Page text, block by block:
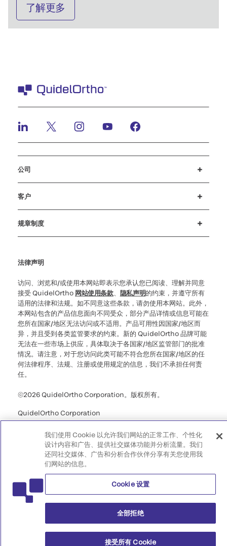
了解更多
公司
客户
规章制度
法律声明
访问、浏览和/或使用本网站即表示您承认您已阅读、理解并同意
接受 QuidelOrtho 网站使用条款、 隐私声明的约束，并遵守所有
适用的法律和法规。如不同意这些条款，请勿使用本网站。此外，
本网站包含的产品信息面向不同受众，部分产品详情或信息可能在
您所在国家/地区无法访问或不适用。产品可用性因国家/地区而
异，并且受到各类监管要求的约束。新的 QuidelOrtho 品牌可能
无法在一些市场上供应，具体取决于各国家/地区监管部门的批准
情况。请注意，对于您访问此类可能不符合您所在国家/地区的任
何法律程序、法规、注册或使用规定的信息，我们不承担任何责
任。
©2026 QuidelOrtho Corporation。版权所有。
QuidelOrtho Corporation
9975 Summers Ridge Road, San Diego, CA 92121, USA
我们使用 Cookie 以允许我们网站的正常工作、个性化
设计内容和广告、提供社交媒体功能并分析流量。我们
还同社交媒体、广告和分析合作伙伴分享有关您使用我
们网站的信息。
Cookie 设置
全部拒绝
接受所有 Cookie